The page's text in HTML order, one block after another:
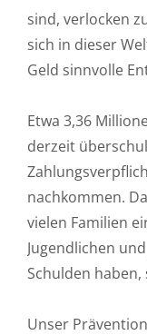
sind, verlocken
sich in dieser
Geld sinnvolle
Etwa 3,36
derzeit
nachkommen.
vielen Familien
Jugendlichen
Schulden
Unser